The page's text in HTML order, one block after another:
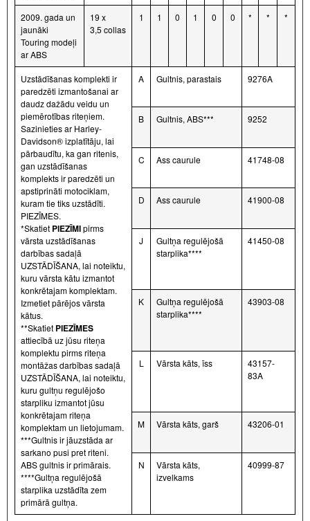
2009. gada un
jaunāki
Touring modeļi
ar ABS
19 x
3,5 collas
1 1 0 1 0 0 * * *
Uzstādīšanas komplekti ir
paredzēti izmantošanai ar
daudz dažādu veidu un
piemērotības riteņiem.
Sazinieties ar Harley-
Davidson® izplatītāju, lai
pārbaudītu, ka gan ritenis,
gan uzstādīšanas
komplekts ir paredzēti un
apstiprināti motociklam,
kuram tie tiks uzstādīti.
PIEZĪMES.
*Skatiet PIEZĪMIpirms
vārsta uzstādīšanas
darbības sadaļā
UZSTĀDĪŠANA, lai noteiktu,
kuru vārsta kātu izmantot
konkrētajam komplektam.
Izmetiet pārējos vārsta
kātus.
**Skatiet PIEZĪMES
attiecībā uz jūsu riteņa
komplektu pirms riteņa
montāžas darbības sadaļā
UZSTĀDĪŠANA, lai noteiktu,
kuru gultņu regulējošo
starpliku izmantot jūsu
konkrētajam riteņa
komplektam un lietojumam.
***Gultnis ir jāuzstāda ar
sarkano pusi pret riteni.
ABS gultnis ir primārais.
****Gultņa regulējošā
starplika uzstādīta zem
primārā gultņa.
A Gultnis, parastais 9276A
B Gultnis, ABS*** 9252
C Ass caurule 41748-08
D Ass caurule 41900-08
J
Gultņa regulējošā
starplika****
41450-08
K
Gultņa regulējošā
starplika****
43903-08
L Vārsta kāts, īss
43157-
83A
M Vārsta kāts, garš 43206-01
N
Vārsta kāts,
izvelkams
40999-87